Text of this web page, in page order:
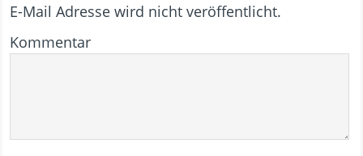
E-Mail Adresse wird nicht veröffentlicht.
Kommentar